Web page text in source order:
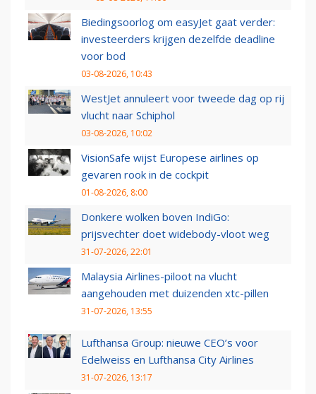
Biedingsoorlog om easyJet gaat verder:
investeerders krijgen dezelfde deadline
voor bod
03-08-2026, 10:43
WestJet annuleert voor tweede dag op rij
vlucht naar Schiphol
03-08-2026, 10:02
VisionSafe wijst Europese airlines op
gevaren rook in de cockpit
01-08-2026, 8:00
Donkere wolken boven IndiGo:
prijsvechter doet widebody-vloot weg
31-07-2026, 22:01
Malaysia Airlines-piloot na vlucht
aangehouden met duizenden xtc-pillen
31-07-2026, 13:55
Lufthansa Group: nieuwe CEO’s voor
Edelweiss en Lufthansa City Airlines
31-07-2026, 13:17